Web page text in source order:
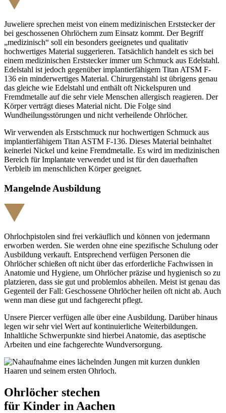
Juweliere sprechen meist von einem medizinischen Erststecker der
bei geschossenen Ohrlöchern zum Einsatz kommt. Der Begriff
„medizinisch“ soll ein besonders geeignetes und qualitativ
hochwertiges Material suggerieren. Tatsächlich handelt es sich bei
einem medizinischen Erststecker immer um Schmuck aus Edelstahl.
Edelstahl ist jedoch gegenüber implantierfähigem Titan ATSM F-
136 ein minderwertiges Material. Chirurgenstahl ist übrigens genau
das gleiche wie Edelstahl und enthält oft Nickelspuren und
Fremdmetalle auf die sehr viele Menschen allergisch reagieren. Der
Körper verträgt dieses Material nicht. Die Folge sind
Wundheilungsstörungen und nicht verheilende Ohrlöcher.
Wir verwenden als Erstschmuck nur hochwertigen Schmuck aus
implantierfähigem Titan ASTM F-136. Dieses Material beinhaltet
keinerlei Nickel und keine Fremdmetalle. Es wird im medizinischen
Bereich für Implantate verwendet und ist für den dauerhaften
Verbleib im menschlichen Körper geeignet.
Mangelnde Ausbildung
Ohrlochpistolen sind frei verkäuflich und können von jedermann
erworben werden. Sie werden ohne eine spezifische Schulung oder
Ausbildung verkauft. Entsprechend verfügen Personen die
Ohrlöcher schießen oft nicht über das erforderliche Fachwissen in
Anatomie und Hygiene, um Ohrlöcher präzise und hygienisch so zu
platzieren, dass sie gut und problemlos abheilen. Meist ist genau das
Gegenteil der Fall: Geschossene Ohrlöcher heilen oft nicht ab. Auch
wenn man diese gut und fachgerecht pflegt.
Unsere Piercer verfügen alle über eine Ausbildung. Darüber hinaus
legen wir sehr viel Wert auf kontinuierliche Weiterbildungen.
Inhaltliche Schwerpunkte sind hierbei Anatomie, das aseptische
Arbeiten und eine fachgerechte Wundversorgung.
Ohrlöcher stechen
für Kinder in Aachen